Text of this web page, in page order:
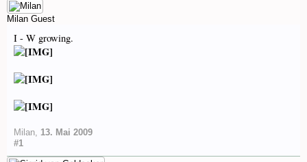
Milan Guest
I - W growing.
Milan, 13. Mai 2009
#1